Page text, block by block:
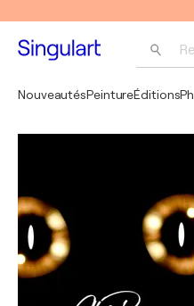
NouveautésPeintureÉditions